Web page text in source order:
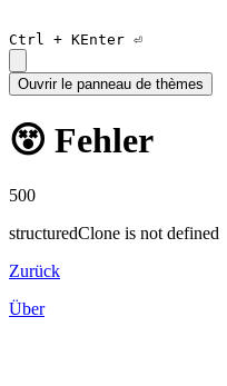
Ctrl + KEnter ⏎
Ouvrir le panneau de thèmes
😵 Fehler
500
structuredClone is not defined
Zurück
Über